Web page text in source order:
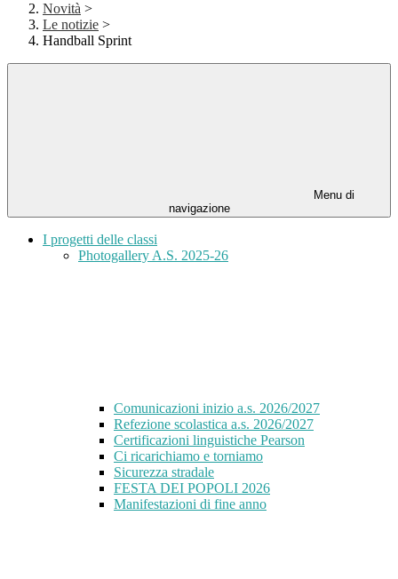
Novità >
Le notizie >
Handball Sprint
Menu di
navigazione
I progetti delle classi
Photogallery A.S. 2025-26
Comunicazioni inizio a.s. 2026/2027
Refezione scolastica a.s. 2026/2027
Certificazioni linguistiche Pearson
Ci ricarichiamo e torniamo
Sicurezza stradale
FESTA DEI POPOLI 2026
Manifestazioni di fine anno